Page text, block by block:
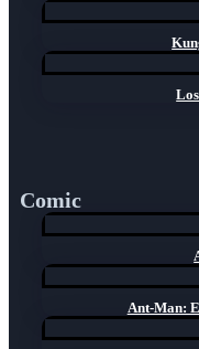
Comic
Ant-Man: